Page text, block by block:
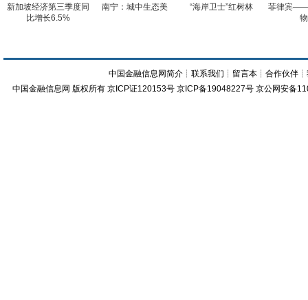
新加坡经济第三季度同
比增长6.5%
南宁：城中生态美 “海岸卫士”红树林
菲律宾
中国金融信息网简介 ┊联系我们 ┊ 留言本 ┊合作伙伴 ┊
中国金融信息网 版权所有 京ICP证120153号 京ICP备19048227号 京公网安备